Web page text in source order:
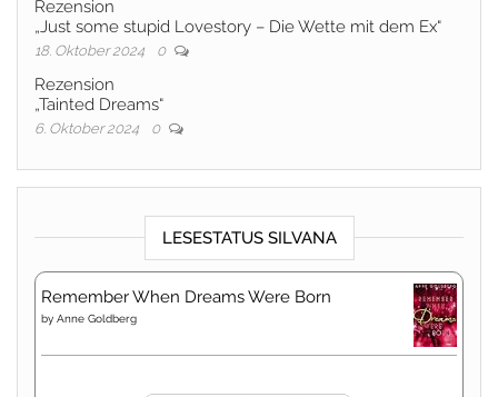
Rezension
„Just some stupid Lovestory – Die Wette mit dem Ex“
18. Oktober 2024 0
Rezension
„Tainted Dreams“
6. Oktober 2024 0
LESESTATUS SILVANA
Remember When Dreams Were Born
by Anne Goldberg